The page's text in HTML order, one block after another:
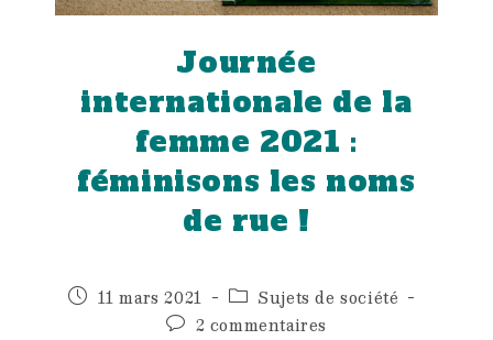
Journée
internationale de la
femme 2021 :
féminisons les noms
de rue !
Publication
11 mars 2021 Post
category:
Sujets de société
Commentaires
2 commentaires